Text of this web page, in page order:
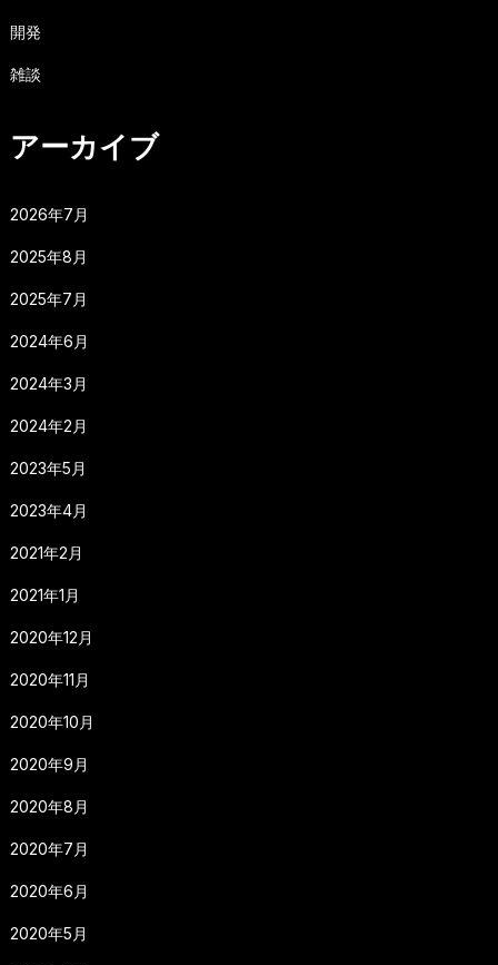
開発
雑談
アーカイブ
2026年7月
2025年8月
2025年7月
2024年6月
2024年3月
2024年2月
2023年5月
2023年4月
2021年2月
2021年1月
2020年12月
2020年11月
2020年10月
2020年9月
2020年8月
2020年7月
2020年6月
2020年5月